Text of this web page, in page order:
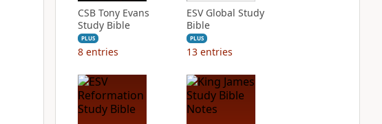
CSB Tony Evans
Study Bible
PLUS
8 entries
ESV Global Study
Bible
PLUS
13 entries